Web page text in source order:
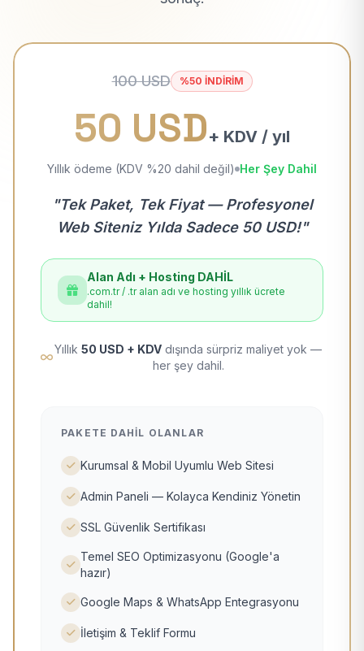
100 USD %50 İNDİRİM
50 USD+ KDV / yıl
Yıllık ödeme (KDV %20 dahil değil) Her Şey Dahil
"Tek Paket, Tek Fiyat — Profesyonel
Web Siteniz Yılda Sadece 50 USD!"
Alan Adı + Hosting DAHİL
.com.tr / .tr alan adı ve hosting yıllık ücrete
dahil!
Yıllık 50 USD + KDV dışında sürpriz maliyet yok —
her şey dahil.
PAKETE DAHIL OLANLAR
Kurumsal & Mobil Uyumlu Web Sitesi
Admin Paneli — Kolayca Kendiniz Yönetin
SSL Güvenlik Sertifikası
Temel SEO Optimizasyonu (Google'a
hazır)
Google Maps & WhatsApp Entegrasyonu
İletişim & Teklif Formu